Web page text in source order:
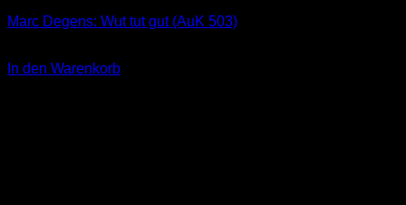
Marc Degens: Wut tut gut (AuK 503)
In den Warenkorb